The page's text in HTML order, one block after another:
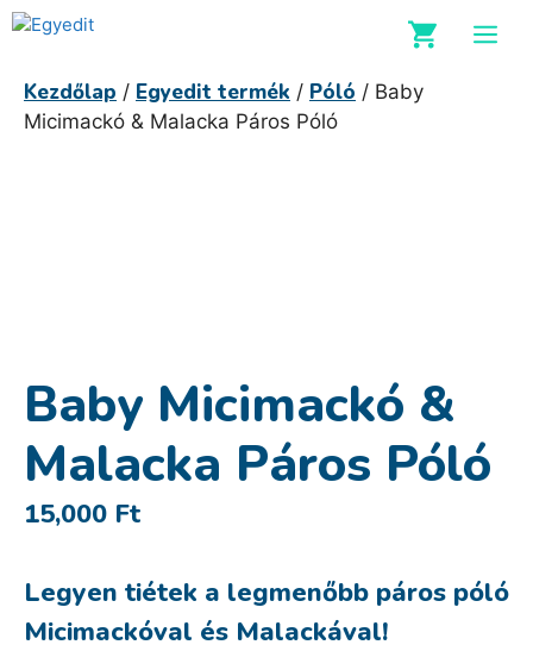
Kilépés
Kezdőlap / Egyedit termék / Póló / Baby
Micimackó & Malacka Páros Póló
Baby Micimackó &
Malacka Páros Póló
15,000 Ft
Legyen tiétek a legmenőbb páros póló
Micimackóval és Malackával!